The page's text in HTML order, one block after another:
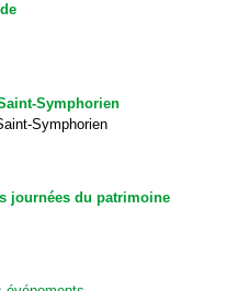
Symphorien
Symphorien
journées du patrimoine